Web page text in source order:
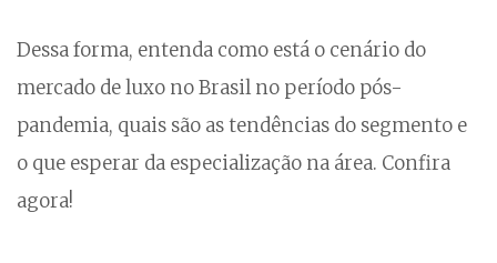
Dessa forma, entenda como está o cenário do
mercado de luxo no Brasil no período pós-
pandemia, quais são as tendências do segmento e
o que esperar da especialização na área. Confira
agora!